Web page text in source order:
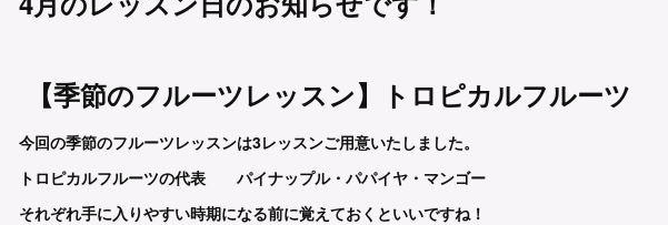
【季節のフルーツレッスン】トロピカルフルーツ
今回の季節のフルーツレッスンは3レッスンご用意いたしました。
トロピカルフルーツの代表 パイナップル・パパイヤ・マンゴー
それぞれ手に入りやすい時期になる前に覚えておくといいですね！